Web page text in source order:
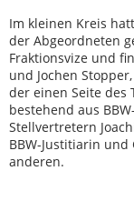
Im kleinen Kreis
der Abgeordneten
Fraktionsvize und
und Jochen
der einen Seite des
bestehend aus
Stellvertretern
BBW-Justitiarin
anderen.